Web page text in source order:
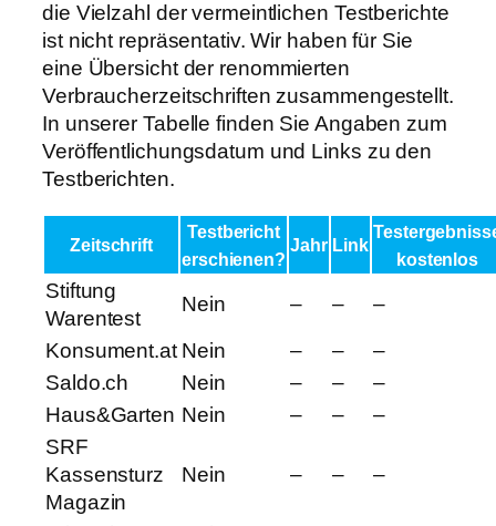
die Vielzahl der vermeintlichen Testberichte
ist nicht repräsentativ. Wir haben für Sie
eine Übersicht der renommierten
Verbraucherzeitschriften zusammengestellt.
In unserer Tabelle finden Sie Angaben zum
Veröffentlichungsdatum und Links zu den
Testberichten.
Zeitschrift
Testbericht
erschienen?
Jahr Link
kostenlos
Stiftung
Warentest
Nein – –
–
Konsument.at Nein – –
–
Saldo.ch
Nein – –
–
Haus&Garten Nein – –
–
SRF
Kassensturz
Magazin
Nein – – –